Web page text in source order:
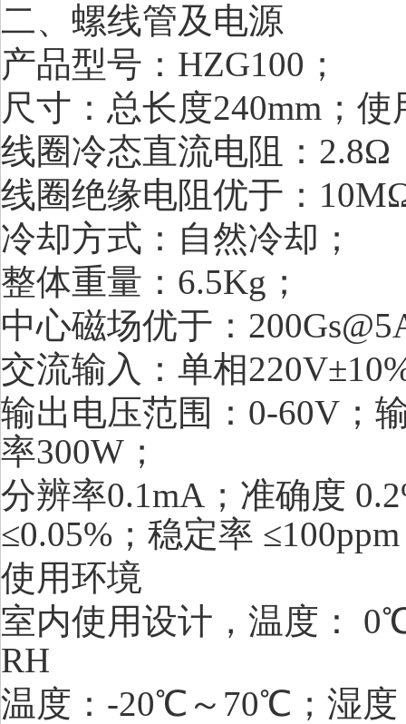
二、螺线管及电源
产品型号：HZG100；
尺寸：总长度240mm；
线圈冷态直流电阻：2.8Ω
线圈绝缘电阻优于：
冷却方式：自然冷却；
整体重量：6.5Kg；
中心磁场优于：
交流输入：单相
输出电压范围：0-60V；
率300W；
分辨率0.1mA；准确度
≤0.05%；稳定率
使用环境
室内使用设计，温度：
RH
温度：-20℃～70℃；湿度